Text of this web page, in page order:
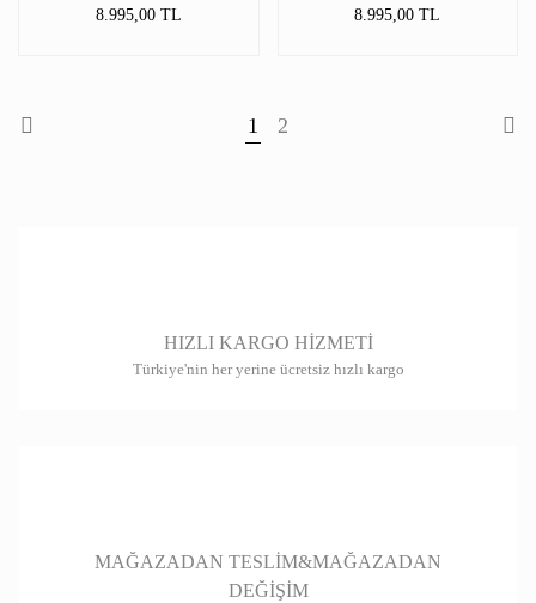
8.995,00 TL 8.995,00 TL
1 2
HIZLI KARGO HİZMETİ
Türkiye'nin her yerine ücretsiz hızlı kargo
MAĞAZADAN TESLİM&MAĞAZADAN
DEĞİŞİM